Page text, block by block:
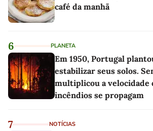
café da manhã
6 PLANETA
Em 1950, Portugal
estabilizar seus solos.
multiplicou a velocidade
incêndios se propagam
7 NOTÍCIAS